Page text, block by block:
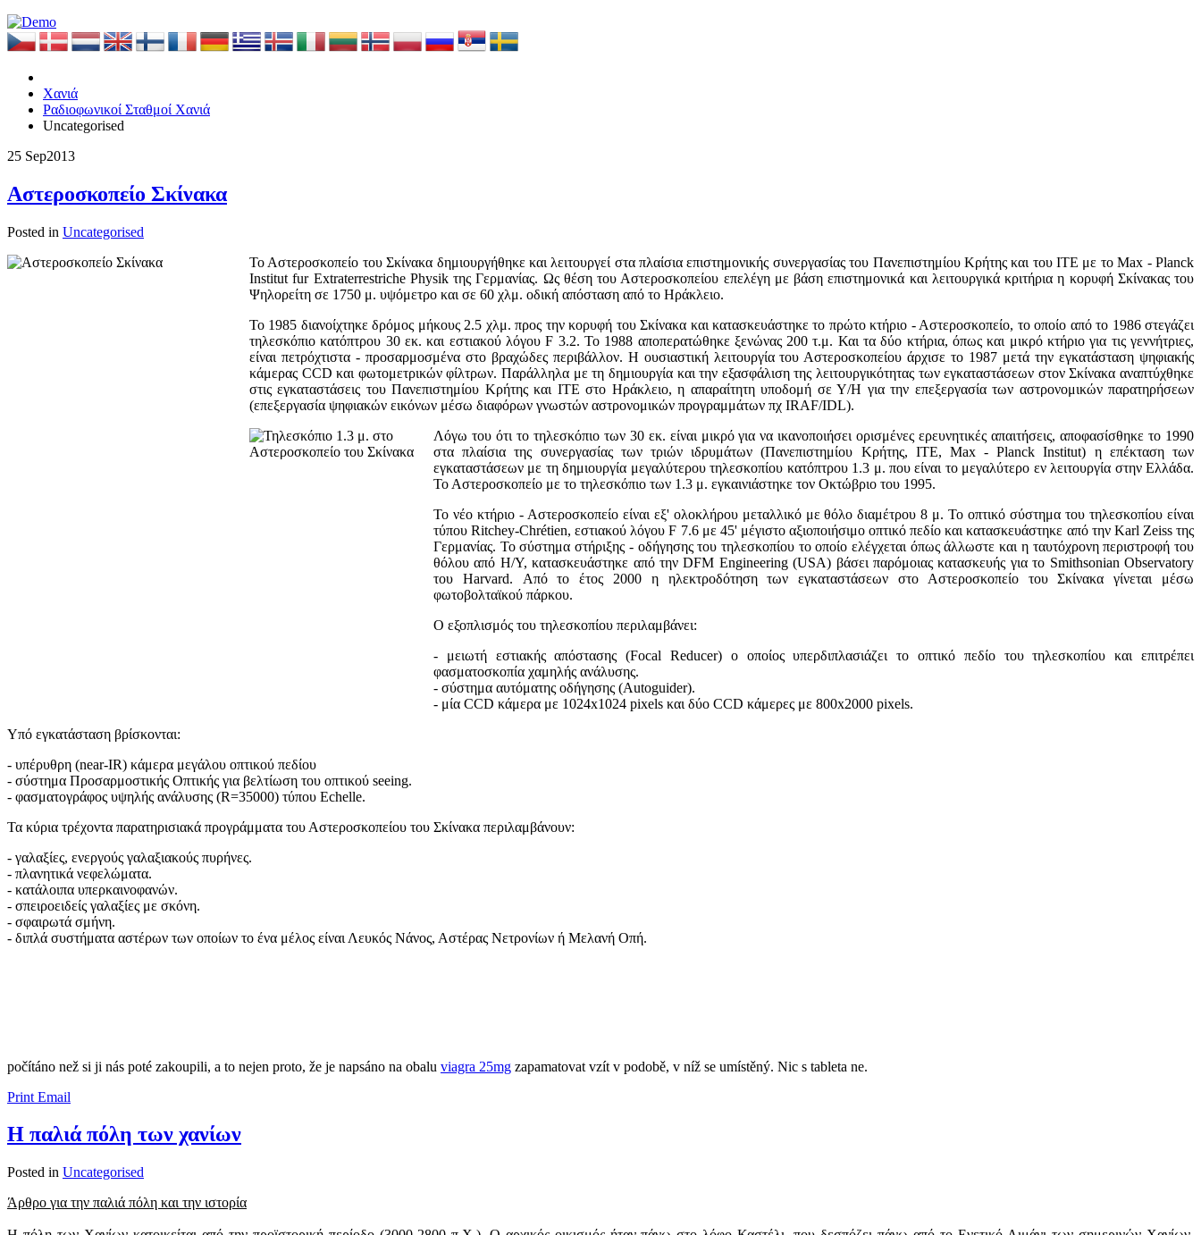
Χανιά
Ραδιοφωνικοί Σταθμοί Χανιά
Uncategorised
25 Sep2013
Αστεροσκοπείο Σκίνακα
Posted in Uncategorised
Το Αστεροσκοπείο του Σκίνακα δημιουργήθηκε και λειτουργεί στα πλαίσια επιστημονικής συνεργασίας του Πανεπιστημίου Κρήτης και του ΙΤΕ με το Max - Planck
Institut fur Extraterrestriche Physik της Γερμανίας. Ως θέση του Αστεροσκοπείου επελέγη με βάση επιστημονικά και λειτουργικά κριτήρια η κορυφή Σκίνακας του
Ψηλορείτη σε 1750 μ. υψόμετρο και σε 60 χλμ. οδική απόσταση από το Ηράκλειο.
Το 1985 διανοίχτηκε δρόμος μήκους 2.5 χλμ. προς την κορυφή του Σκίνακα και κατασκευάστηκε το πρώτο κτήριο - Αστεροσκοπείο, το οποίο από το 1986 στεγάζει
τηλεσκόπιο κατόπτρου 30 εκ. και εστιακού λόγου F 3.2. Το 1988 αποπερατώθηκε ξενώνας 200 τ.μ. Και τα δύο κτήρια, όπως και μικρό κτήριο για τις γεννήτριες,
είναι πετρόχτιστα - προσαρμοσμένα στο βραχώδες περιβάλλον. Η ουσιαστική λειτουργία του Αστεροσκοπείου άρχισε το 1987 μετά την εγκατάσταση ψηφιακής
κάμερας CCD και φωτομετρικών φίλτρων. Παράλληλα με τη δημιουργία και την εξασφάλιση της λειτουργικότητας των εγκαταστάσεων στον Σκίνακα αναπτύχθηκε
στις εγκαταστάσεις του Πανεπιστημίου Κρήτης και ΙΤΕ στο Ηράκλειο, η απαραίτητη υποδομή σε Υ/Η για την επεξεργασία των αστρονομικών παρατηρήσεων
(επεξεργασία ψηφιακών εικόνων μέσω διαφόρων γνωστών αστρονομικών προγραμμάτων πχ IRAF/IDL).
Λόγω του ότι το τηλεσκόπιο των 30 εκ. είναι μικρό για να ικανοποιήσει ορισμένες ερευνητικές απαιτήσεις, αποφασίσθηκε το 1990
στα πλαίσια της συνεργασίας των τριών ιδρυμάτων (Πανεπιστημίου Κρήτης, ΙΤΕ, Max - Planck Institut) η επέκταση των
εγκαταστάσεων με τη δημιουργία μεγαλύτερου τηλεσκοπίου κατόπτρου 1.3 μ. που είναι το μεγαλύτερο εν λειτουργία στην Ελλάδα.
Το Αστεροσκοπείο με το τηλεσκόπιο των 1.3 μ. εγκαινιάστηκε τον Οκτώβριο του 1995.
Το νέο κτήριο - Αστεροσκοπείο είναι εξ' ολοκλήρου μεταλλικό με θόλο διαμέτρου 8 μ. Το οπτικό σύστημα του τηλεσκοπίου είναι
τύπου Ritchey-Chrétien, εστιακού λόγου F 7.6 με 45' μέγιστο αξιοποιήσιμο οπτικό πεδίο και κατασκευάστηκε από την Karl Zeiss της
Γερμανίας. Το σύστημα στήριξης - οδήγησης του τηλεσκοπίου το οποίο ελέγχεται όπως άλλωστε και η ταυτόχρονη περιστροφή του
θόλου από Η/Υ, κατασκευάστηκε από την DFM Engineering (USA) βάσει παρόμοιας κατασκευής για το Smithsonian Observatory
του Harvard. Από το έτος 2000 η ηλεκτροδότηση των εγκαταστάσεων στο Αστεροσκοπείο του Σκίνακα γίνεται μέσω
φωτοβολταϊκού πάρκου.
Ο εξοπλισμός του τηλεσκοπίου περιλαμβάνει:
- μειωτή εστιακής απόστασης (Focal Reducer) ο οποίος υπερδιπλασιάζει το οπτικό πεδίο του τηλεσκοπίου και επιτρέπει
φασματοσκοπία χαμηλής ανάλυσης.
- σύστημα αυτόματης οδήγησης (Autoguider).
- μία CCD κάμερα με 1024x1024 pixels και δύο CCD κάμερες με 800x2000 pixels.
Υπό εγκατάσταση βρίσκονται:
- υπέρυθρη (near-IR) κάμερα μεγάλου οπτικού πεδίου
- σύστημα Προσαρμοστικής Οπτικής για βελτίωση του οπτικού seeing.
- φασματογράφος υψηλής ανάλυσης (R=35000) τύπου Echelle.
Τα κύρια τρέχοντα παρατηρισιακά προγράμματα του Αστεροσκοπείου του Σκίνακα περιλαμβάνουν:
- γαλαξίες, ενεργούς γαλαξιακούς πυρήνες.
- πλανητικά νεφελώματα.
- κατάλοιπα υπερκαινοφανών.
- σπειροειδείς γαλαξίες με σκόνη.
- σφαιρωτά σμήνη.
- διπλά συστήματα αστέρων των οποίων το ένα μέλος είναι Λευκός Νάνος, Αστέρας Νετρονίων ή Μελανή Οπή.
​​počítáno než si ji nás poté zakoupili, a to nejen proto, že je napsáno na obalu viagra 25mg zapamatovat vzít v podobě, v níž se umístěný. Nic s tableta ne.
Print Email
Η παλιά πόλη των χανίων
Posted in Uncategorised
Άρθρο για την παλιά πόλη και την ιστορία